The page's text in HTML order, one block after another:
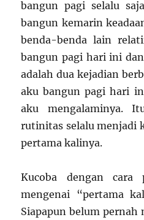
bangun pagi selalu
bangun kemarin
benda-benda lain
bangun pagi hari ini
adalah dua kejadian
aku bangun pagi hari
aku mengalaminya.
rutinitas selalu menjadi
pertama kalinya.
Kucoba dengan cara
mengenai “pertama
Siapapun belum pernah